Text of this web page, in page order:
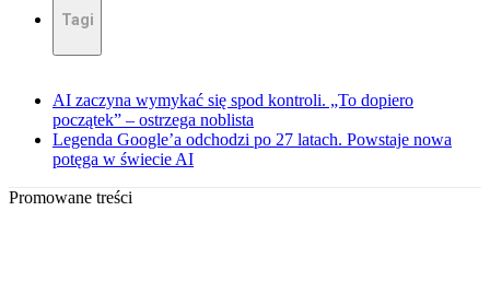
Tagi
AI zaczyna wymykać się spod kontroli. „To dopiero
początek” – ostrzega noblista
Legenda Google’a odchodzi po 27 latach. Powstaje nowa
potęga w świecie AI
Promowane treści